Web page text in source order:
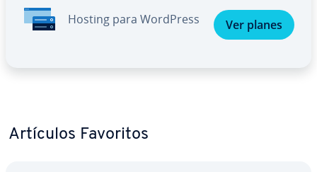
Hosting para WordPress Ver planes
Artículos Favoritos